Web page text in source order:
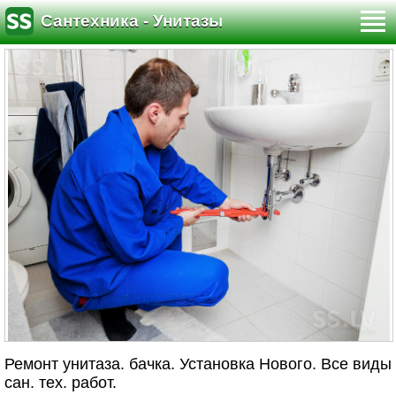
Сантехника - Унитазы
Ремонт унитаза. бачка. Установка Нового. Все виды
сан. тех. работ.